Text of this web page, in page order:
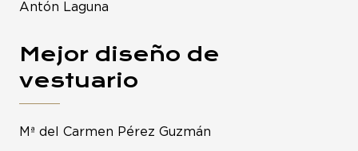
Antón Laguna
Mejor diseño de
vestuario
Mª del Carmen Pérez Guzmán